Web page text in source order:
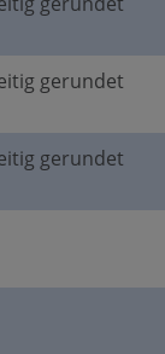
gerundet
gerundet